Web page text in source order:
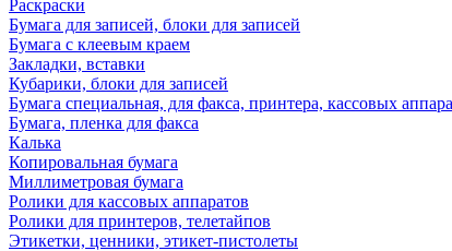
Раскраски
Бумага для записей, блоки для записей
Бумага с клеевым краем
Закладки, вставки
Кубарики, блоки для записей
Бумага специальная, для факса, принтера, кассовых
Бумага, пленка для факса
Калька
Копировальная бумага
Миллиметровая бумага
Ролики для кассовых аппаратов
Ролики для принтеров, телетайпов
Этикетки, ценники, этикет-пистолеты